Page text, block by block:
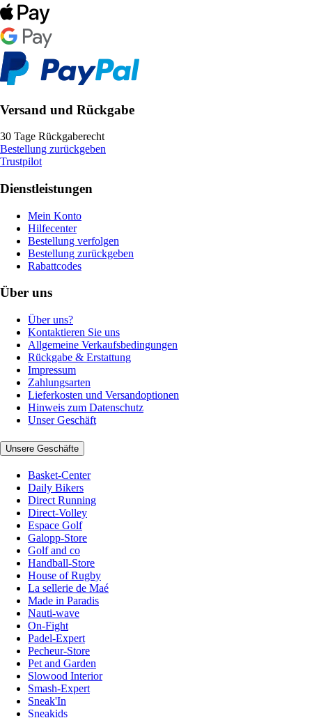
Versand und Rückgabe
30 Tage Rückgaberecht
Bestellung zurückgeben
Trustpilot
Dienstleistungen
Mein Konto
Hilfecenter
Bestellung verfolgen
Bestellung zurückgeben
Rabattcodes
Über uns
Über uns?
Kontaktieren Sie uns
Allgemeine Verkaufsbedingungen
Rückgabe & Erstattung
Impressum
Zahlungsarten
Lieferkosten und Versandoptionen
Hinweis zum Datenschutz
Unser Geschäft
Unsere Geschäfte
Basket-Center
Daily Bikers
Direct Running
Direct-Volley
Espace Golf
Galopp-Store
Golf and co
Handball-Store
House of Rugby
La sellerie de Maé
Made in Paradis
Nauti-wave
On-Fight
Padel-Expert
Pecheur-Store
Pet and Garden
Slowood Interior
Smash-Expert
Sneak'In
Sneakids